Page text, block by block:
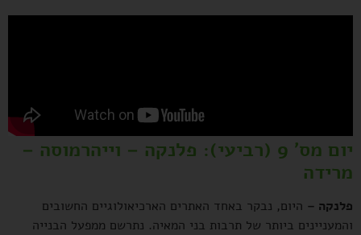
יום מס' 9 (רביעי): פלנקה – וייהרמוסה –
מרידה
פלנקה – היום, נבקר באחד האתרים הארכיאולוגיים החשובים
והמעניינים ביותר של תרבות בני המאיה. נתרשם ממפעל הבנייה